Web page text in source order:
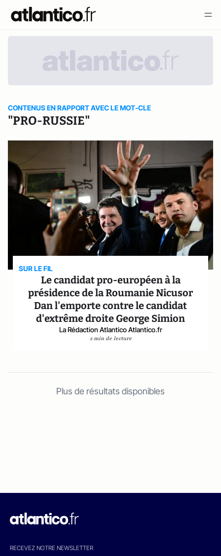
CONTENUS EN RAPPORT AVEC LE MOT-CLE
"PRO-RUSSIE"
SUR LE FIL
Le candidat pro-européen à la
présidence de la Roumanie Nicusor
Dan l'emporte contre le candidat
d'extrême droite George Simion
La Rédaction Atlantico Atlantico.fr
2 min de lecture
Plus de résultats disponibles
RECEVEZ NOTRE NEWSLETTER